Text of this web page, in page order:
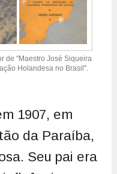
de "Maestro José Siqueira
Holandesa no Brasil".
1907, em
da Paraíba,
Seu pai era